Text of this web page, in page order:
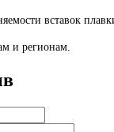
вставок
и регионам.